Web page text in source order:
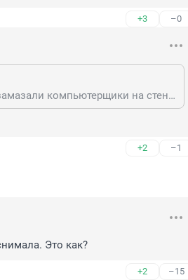
+3 –0
А скока стоила горючка в то время?Стыдливо замазали компьютерщики на стенде!Может кто то помнит?
+2 –1
Это как?
+2 –15